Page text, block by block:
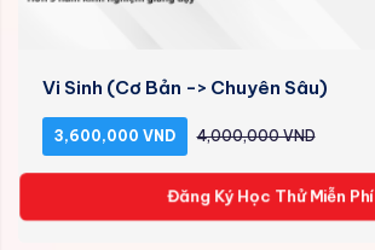
Vi Sinh (Cơ Bản -> Chuyên Sâu)
3,600,000 VND 4,000,000 VND
Đăng Ký Học Thử Miễn Phí